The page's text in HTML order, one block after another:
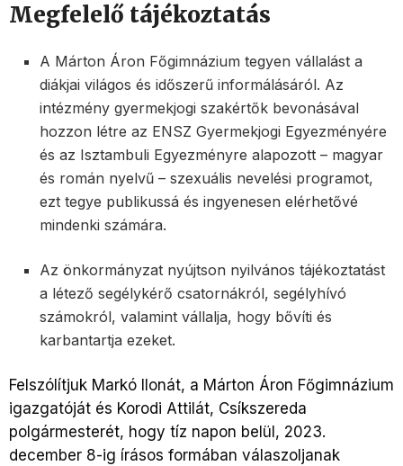
Megfelelő tájékoztatás
A Márton Áron Főgimnázium tegyen vállalást a
diákjai világos és időszerű informálásáról. Az
intézmény gyermekjogi szakértők bevonásával
hozzon létre az ENSZ Gyermekjogi Egyezményére
és az Isztambuli Egyezményre alapozott – magyar
és román nyelvű – szexuális nevelési programot,
ezt tegye publikussá és ingyenesen elérhetővé
mindenki számára.
Az önkormányzat nyújtson nyilvános tájékoztatást
a létező segélykérő csatornákról, segélyhívó
számokról, valamint vállalja, hogy bővíti és
karbantartja ezeket.
Felszólítjuk Markó Ilonát, a Márton Áron Főgimnázium
igazgatóját és Korodi Attilát, Csíkszereda
polgármesterét, hogy tíz napon belül, 2023.
december 8-ig írásos formában válaszoljanak